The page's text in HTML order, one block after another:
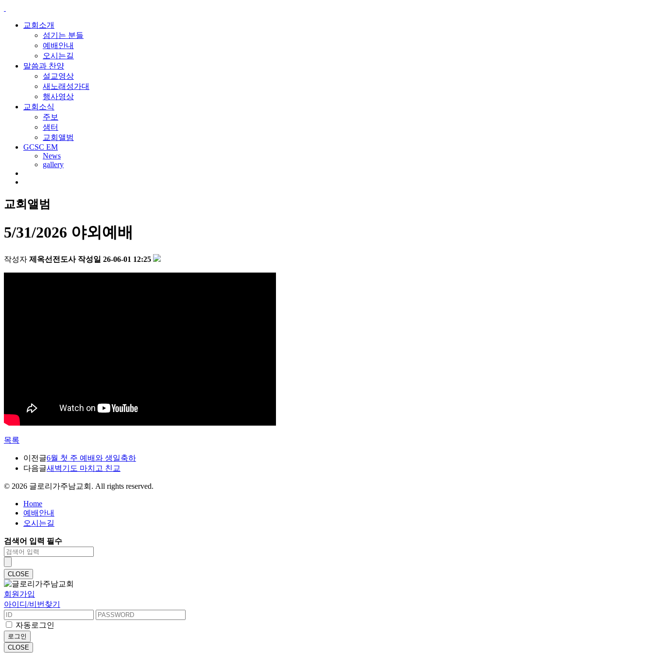
교회소개
섬기는 분들
예배안내
오시는길
말씀과 찬양
설교영상
새노래성가대
행사영상
교회소식
주보
샘터
교회앨범
GCSC EM
News
gallery
교회앨범
5/31/2026 야외예배
작성자 제옥선전도사 작성일 26-06-01 12:25
목록
이전글6월 첫 주 예배와 생일축하
다음글새벽기도 마치고 친교
© 2026 글로리가주남교회. All rights reserved.
Home
예배안내
오시는길
검색어 입력 필수
CLOSE
회원가입
아이디/비번찾기
자동로그인
로그인
CLOSE